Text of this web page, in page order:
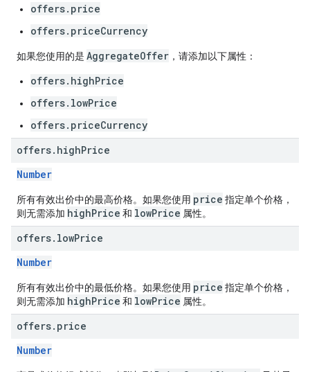
offers.price
offers.priceCurrency
如果您使用的是 AggregateOffer ，请添加以下属性：
offers.highPrice
offers.lowPrice
offers.priceCurrency
offers. highPrice
Number
所有有效出价中的最高价格。如果您使用 price 指定单个价格，
则无需添加 highPrice 和 lowPrice 属性。
offers. lowPrice
Number
所有有效出价中的最低价格。如果您使用 price 指定单个价格，
则无需添加 highPrice 和 lowPrice 属性。
offers. price
Number